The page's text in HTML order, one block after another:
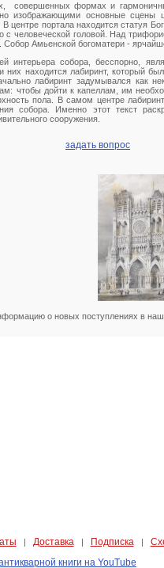
совершенных формах и
изображающими основные сцены
центре портала находится статуя
с человеческой головой. Над
Собор Амьенской богоматери -
интерьера собора, бесспорно,
находится лабиринт, который
лабиринт задумывался как
чтобы дойти к капеллам, им
пола. В самом центре
собора. Именно этот текст
сооружения.
задать вопрос
о новых поступлениях в наш
| Доставка | Подписка |
книги на YouTube